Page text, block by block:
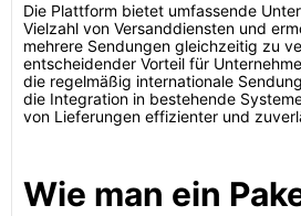
Die Plattform bietet umfassende
Vielzahl von Versanddiensten und
mehrere Sendungen gleichzeitig zu
entscheidender Vorteil für
die regelmäßig internationale
die Integration in bestehende
von Lieferungen effizienter und
Wie man ein